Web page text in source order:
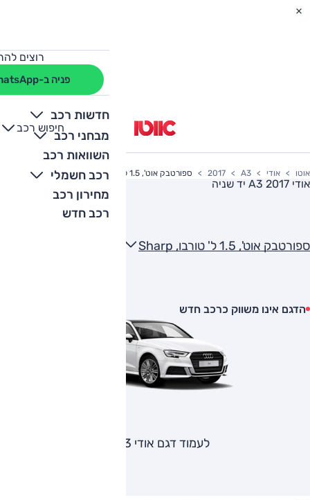
רוצים
פניה ב-WhatsApp
חדשות רכב
מבחני רכב
השוואות רכב
רכב חשמלי
מחירון רכב
רכב חדש
חיפוש רכב
+
-
אוטו אודי A3
2017 ספורטבק אוט', 1.5 ל' טורבו, Sharp
אודי A3 2017 יד שניה
ספורטבק אוט', 1.5 ל' טורבו, Sharp
הדגם אינו משווק כרכב חדש
לעמוד דגם אודי A3